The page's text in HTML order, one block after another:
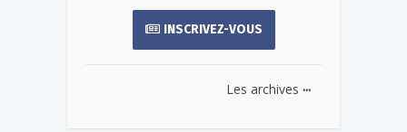
INSCRIVEZ-VOUS
Les archives ...